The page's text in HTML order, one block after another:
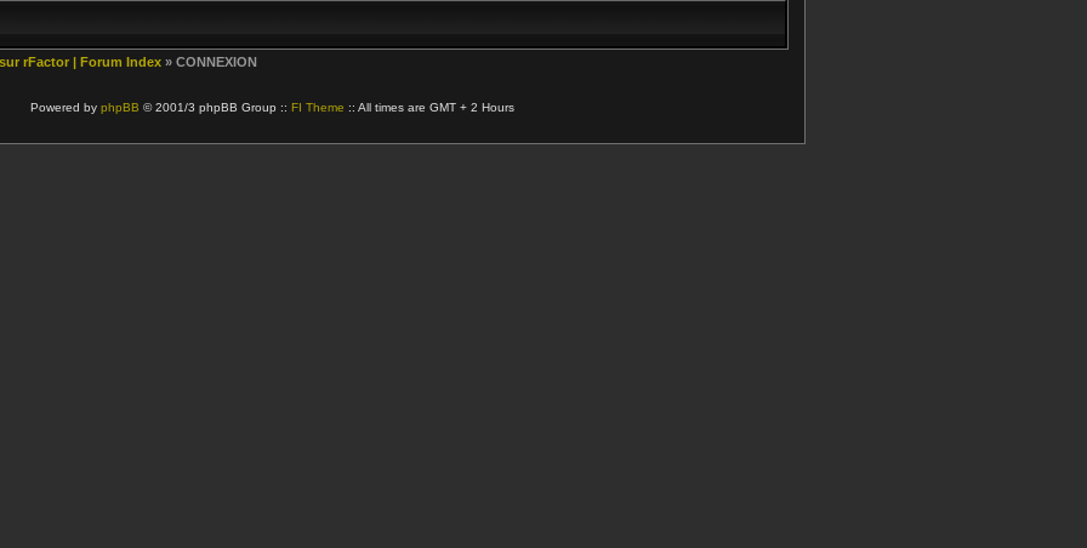
rFactor | Forum Index » CONNEXION
Powered by phpBB © 2001/3 phpBB Group :: FI Theme :: All times are GMT + 2 Hours